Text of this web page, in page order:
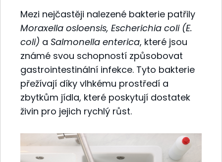
Mezi nejčastěji nalezené bakterie patřily
Moraxella osloensis, Escherichia coli (E.
coli) a Salmonella enterica, které jsou
známé svou schopností způsobovat
gastrointestinální infekce. Tyto bakterie
přežívají díky vlhkému prostředí a
zbytkům jídla, které poskytují dostatek
živin pro jejich rychlý růst.